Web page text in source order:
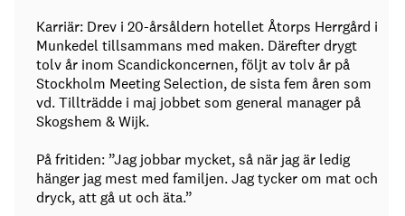
Karriär: Drev i 20-årsåldern hotellet Åtorps Herrgård i
Munkedel tillsammans med maken. Därefter drygt
tolv år inom Scandickoncernen, följt av tolv år på
Stockholm Meeting Selection, de sista fem åren som
vd. Tillträdde i maj jobbet som general manager på
Skogshem & Wijk.
På fritiden: ”Jag jobbar mycket, så när jag är ledig
hänger jag mest med familjen. Jag tycker om mat och
dryck, att gå ut och äta.”